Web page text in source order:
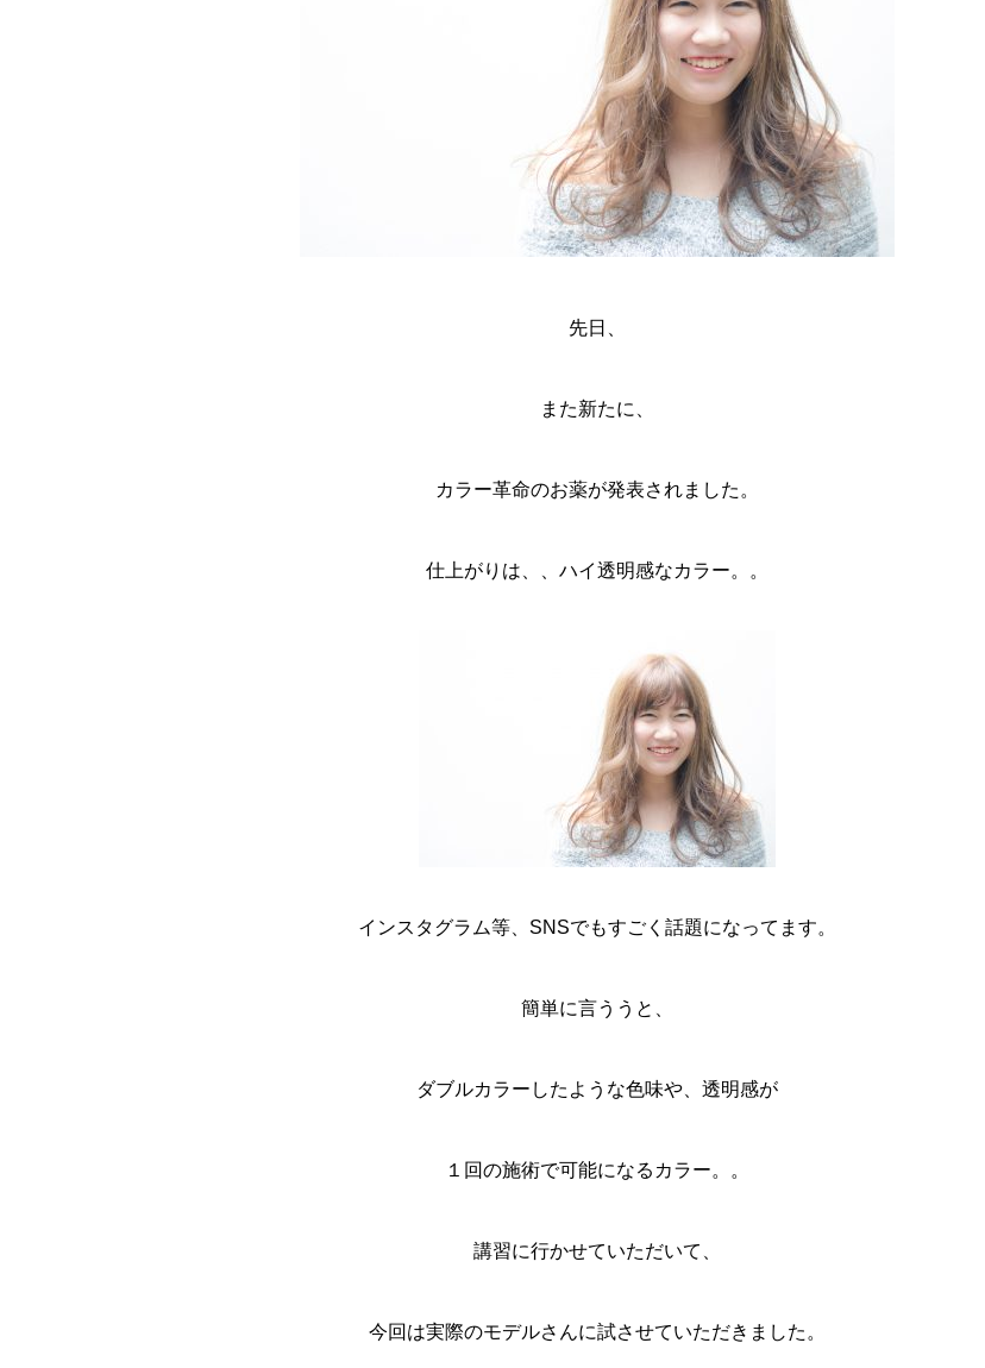
先日、
また新たに、
カラー革命のお薬が発表されました。
仕上がりは、、ハイ透明感なカラー。。
インスタグラム等、SNSでもすごく話題になってます。
簡単に言ううと、
ダブルカラーしたような色味や、透明感が
１回の施術で可能になるカラー。。
講習に行かせていただいて、
今回は実際のモデルさんに試させていただきました。